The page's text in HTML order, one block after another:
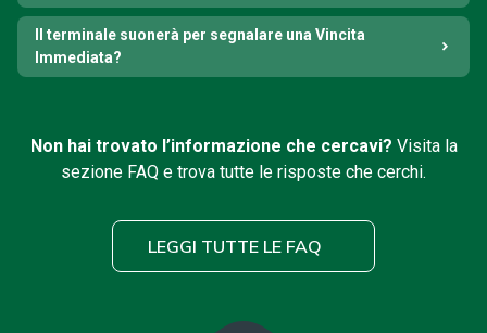
Il terminale suonerà per segnalare una Vincita
Immediata?
Non hai trovato l’informazione che cercavi? Visita la
sezione FAQ e trova tutte le risposte che cerchi.
LEGGI TUTTE LE FAQ